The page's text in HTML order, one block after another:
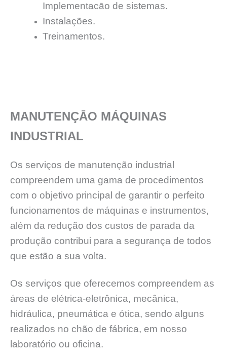
Implementacāo de sistemas.
Instalações.
Treinamentos.
MANUTENÇĀO MÁQUINAS
INDUSTRIAL
Os serviços de manutenção industrial
compreendem uma gama de procedimentos
com o objetivo principal de garantir o perfeito
funcionamentos de máquinas e instrumentos,
além da redução dos custos de parada da
produção contribui para a segurança de todos
que estão a sua volta.
Os serviços que oferecemos compreendem as
áreas de elétrica-eletrônica, mecânica,
hidráulica, pneumática e ótica, sendo alguns
realizados no chão de fábrica, em nosso
laboratório ou oficina.